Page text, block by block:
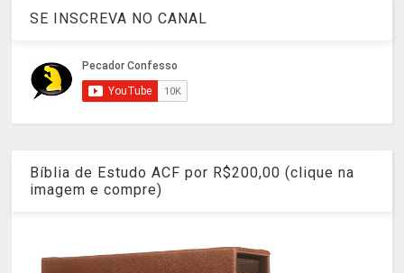
SE INSCREVA NO CANAL
Bíblia de Estudo ACF por R$200,00 (clique na
imagem e compre)